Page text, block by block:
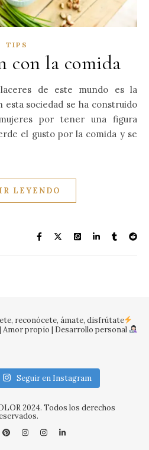
TIPS
con la comida
esta sociedad se ha construido
por tener una figura
el gusto por la comida y se
LEYENDO
reconócete, ámate, disfrútate
propio | Desarrollo personal
Seguir en Instagram
2024. Todos los derechos